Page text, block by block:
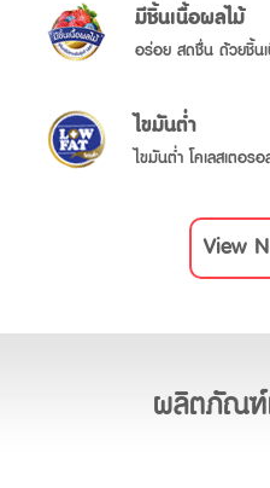
มีชิ้นเนื้อผลไม้
ไขมันต่ำ
View
ผลิตภัณฑ์